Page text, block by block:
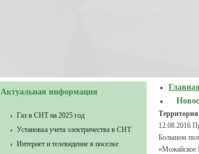
Актуальная информация
Газ в СНТ на 2025 год
Установка учета электричества в СНТ
Интернет и телевидение в поселке
Главная
Территория
12.08.2016
Большом
«Можайское